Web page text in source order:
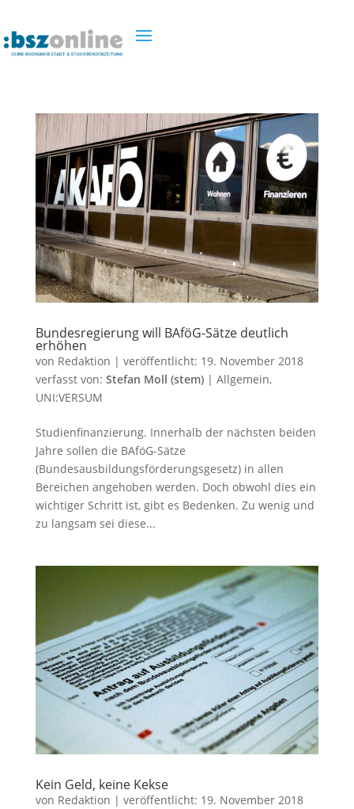
Bundesregierung will BAföG-Sätze deutlich
erhöhen
von Redaktion | veröffentlicht: 19. November 2018
verfasst von: Stefan Moll (stem)| Allgemein,
UNI:VERSUM
Studienfinanzierung. Innerhalb der nächsten beiden
Jahre sollen die BAföG-Sätze
(Bundesausbildungsförderungsgesetz) in allen
Bereichen angehoben werden. Doch obwohl dies ein
wichtiger Schritt ist, gibt es Bedenken. Zu wenig und
zu langsam sei diese...
Kein Geld, keine Kekse
von Redaktion | veröffentlicht: 19. November 2018